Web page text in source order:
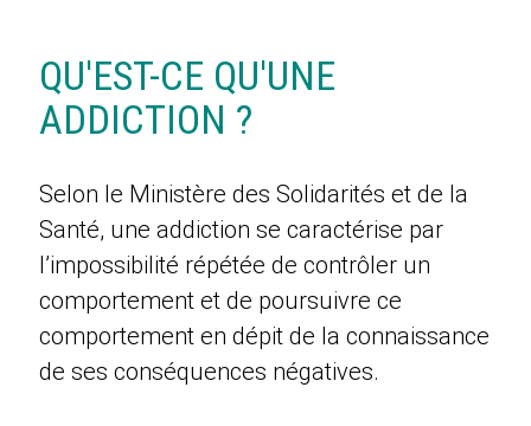
QU'EST-CE QU'UNE
ADDICTION ?
Selon le Ministère des Solidarités et de la
Santé, une addiction se caractérise par
l’impossibilité répétée de contrôler un
comportement et de poursuivre ce
comportement en dépit de la connaissance
de ses conséquences négatives.